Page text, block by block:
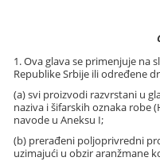
1. Ova glava se primenjuje na
Republike Srbije ili određene
(a) svi proizvodi razvrstani u
naziva i šifarskih oznaka robe
navode u Aneksu I;
(b) prerađeni poljoprivredni
uzimajući u obzir aranžmane